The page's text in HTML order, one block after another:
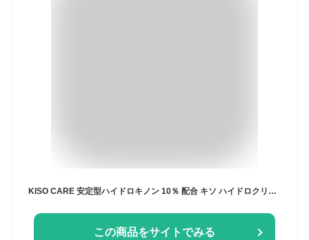
KISO CARE 安定型ハイドロキノン 10％ 配合 キソ ハイドロクリーム SHQ-10 10g 国産 美肌クリーム ハイドロキノンクリーム ヒト幹細胞培養液 アルファーアルブチン アゼライン酸 ツボクサエキス CICA シカ ヒアルロン酸 美肌 敏感肌用 送料無料
この商品をサイトでみる